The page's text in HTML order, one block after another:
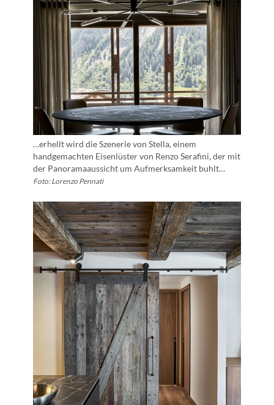
…erhellt wird die Szenerie von Stella, einem
handgemachten Eisenlüster von Renzo Serafini, der mit
der Panoramaaussicht um Aufmerksamkeit buhlt…
Foto: Lorenzo Pennati